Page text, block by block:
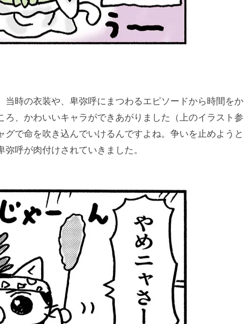
時の衣装や、卑弥呼にまつわるエピソードから時間をか
、かわいいキャラができあがりました（上のイラスト参
で命を吹き込んでいけるんですよね。争いを止めようと
呼が肉付けされていきました。